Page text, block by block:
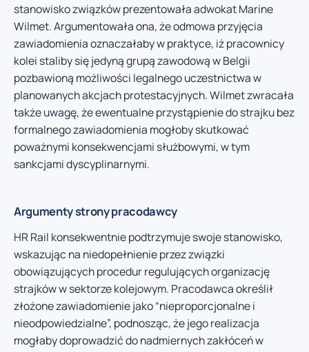
stanowisko związków prezentowała adwokat Marine
Wilmet. Argumentowała ona, że odmowa przyjęcia
zawiadomienia oznaczałaby w praktyce, iż pracownicy
kolei staliby się jedyną grupą zawodową w Belgii
pozbawioną możliwości legalnego uczestnictwa w
planowanych akcjach protestacyjnych. Wilmet zwracała
także uwagę, że ewentualne przystąpienie do strajku bez
formalnego zawiadomienia mogłoby skutkować
poważnymi konsekwencjami służbowymi, w tym
sankcjami dyscyplinarnymi.
Argumenty strony pracodawcy
HR Rail konsekwentnie podtrzymuje swoje stanowisko,
wskazując na niedopełnienie przez związki
obowiązujących procedur regulujących organizację
strajków w sektorze kolejowym. Pracodawca określił
złożone zawiadomienie jako “nieproporcjonalne i
nieodpowiedzialne”, podnosząc, że jego realizacja
mogłaby doprowadzić do nadmiernych zakłóceń w